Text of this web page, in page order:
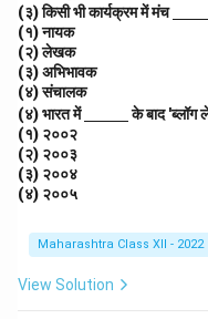
c
(३) किसी भी कार्यक्रम में मंच
derl
c
(१) नायक
(२) लेखक
(३) अभिभावक
(४) संचालक
(४) भारत में
derl
m}}
के बाद
(१) २००२
(२) २००३
(३) २००४
(४) २००५
Maharashtra Class XII - 2022
View Solution